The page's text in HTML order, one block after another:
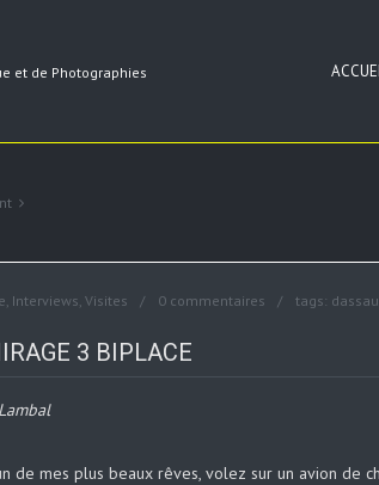
et de Photographies
, Interviews, Visites 0 commentaires tags:
3 BIPLACE
de mes plus beaux rêves, volez sur un avion de